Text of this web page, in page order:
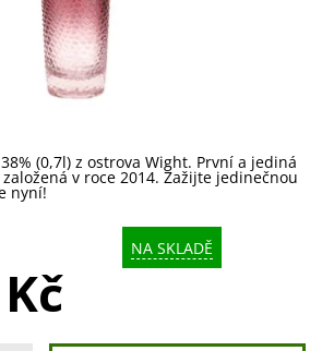
(0,7l) z ostrova Wight. První a jediná
v roce 2014. Zažijte jedinečnou
nyní!
NA SKLADĚ